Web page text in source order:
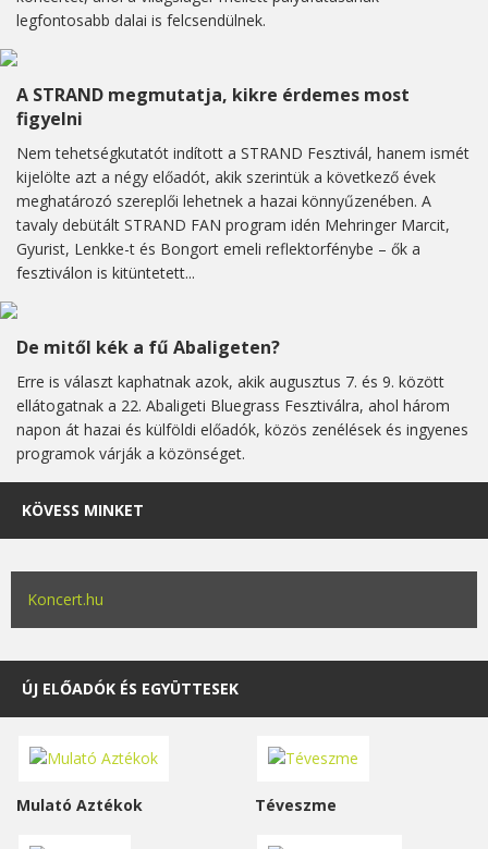
legfontosabb dalai is felcsendülnek.
A STRAND megmutatja, kikre érdemes most
figyelni
Nem tehetségkutatót indított a STRAND Fesztivál, hanem ismét
kijelölte azt a négy előadót, akik szerintük a következő évek
meghatározó szereplői lehetnek a hazai könnyűzenében. A
tavaly debütált STRAND FAN program idén Mehringer Marcit,
Gyurist, Lenkke-t és Bongort emeli reflektorfénybe – ők a
fesztiválon is kitüntetett...
De mitől kék a fű Abaligeten?
Erre is választ kaphatnak azok, akik augusztus 7. és 9. között
ellátogatnak a 22. Abaligeti Bluegrass Fesztiválra, ahol három
napon át hazai és külföldi előadók, közös zenélések és ingyenes
programok várják a közönséget.
KÖVESS MINKET
Koncert.hu
ÚJ ELŐADÓK ÉS EGYÜTTESEK
Mulató Aztékok Téveszme